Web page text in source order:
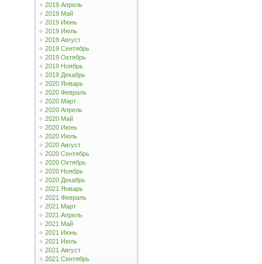
2019 Апрель
2019 Май
2019 Июнь
2019 Июль
2019 Август
2019 Сентябрь
2019 Октябрь
2019 Ноябрь
2019 Декабрь
2020 Январь
2020 Февраль
2020 Март
2020 Апрель
2020 Май
2020 Июнь
2020 Июль
2020 Август
2020 Сентябрь
2020 Октябрь
2020 Ноябрь
2020 Декабрь
2021 Январь
2021 Февраль
2021 Март
2021 Апрель
2021 Май
2021 Июнь
2021 Июль
2021 Август
2021 Сентябрь